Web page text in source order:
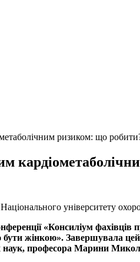
ризиком: що
Національного університету
«Консиліум
жінкою». Завершувала цей
професора Марини